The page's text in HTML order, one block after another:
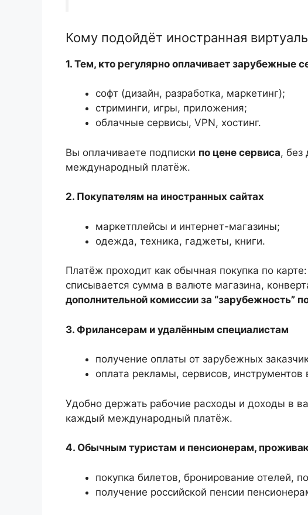
Кому подойдёт иностранная
1. Тем, кто регулярно оплачивает зарубежные
софт (дизайн, разработка, маркетинг);
стриминги, игры, приложения;
облачные сервисы, VPN, хостинг.
Вы оплачиваете подписки по цене сервиса, без
международный платёж.
2. Покупателям на иностранных сайтах
маркетплейсы и интернет-магазины;
одежда, техника, гаджеты, книги.
Платёж проходит как обычная покупка по карте:
списывается сумма в валюте магазина,
дополнительной комиссии за “зарубежность”
3. Фрилансерам и удалённым специалистам
получение оплаты от зарубежных
оплата рекламы, сервисов,
Удобно держать рабочие расходы и доходы в
каждый международный платёж.
4. Обычным туристам и пенсионерам,
покупка билетов, бронирование отелей,
получение российской пенсии